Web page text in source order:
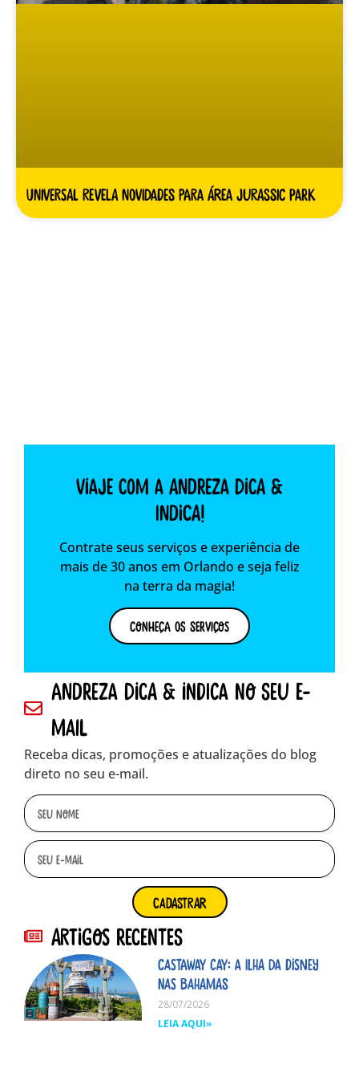
Universal revela novidades para área Jurassic Park
Viaje com a Andreza dica &
indica!
Contrate seus serviços e experiência de
mais de 30 anos em Orlando e seja feliz
na terra da magia!
Conheça os Serviços
andreza dica & indica no seu e-
mail
Receba dicas, promoções e atualizações do blog
direto no seu e-mail.
cadastrar
Artigos Recentes
Castaway Cay: A ilha da Disney
nas Bahamas
28/07/2026
LEIA AQUI»